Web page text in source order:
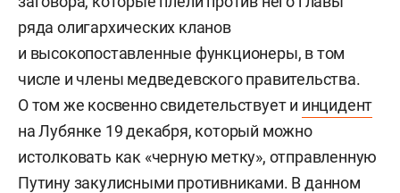
ряда олигархических кланов
и высокопоставленные функционеры, в том
числе и члены медведевского правительства.
О том же косвенно свидетельствует и инцидент
на Лубянке 19 декабря, который можно
истолковать как «черную метку», отправленную
Путину закулисными противниками. В данном